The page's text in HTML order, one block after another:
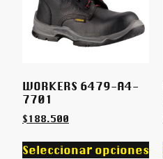
WORKERS 6479-A4-
7701
$188.500
Seleccionar opciones